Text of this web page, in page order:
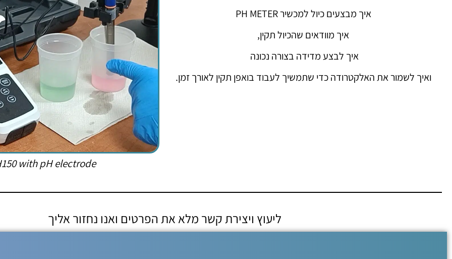
איך מבצעים כיול למכשיר PH METER
איך מוודאים שהכיול תקין,
איך לבצע מדידה בצורה נכונה
ואיך לשמור את האלקטרודה כדי שתמשיך לעבוד בואפן תקין לאורך זמן.
with pH electrode
ליעוץ ויצירת קשר מלא את הפרטים ואנו נחזור אליך